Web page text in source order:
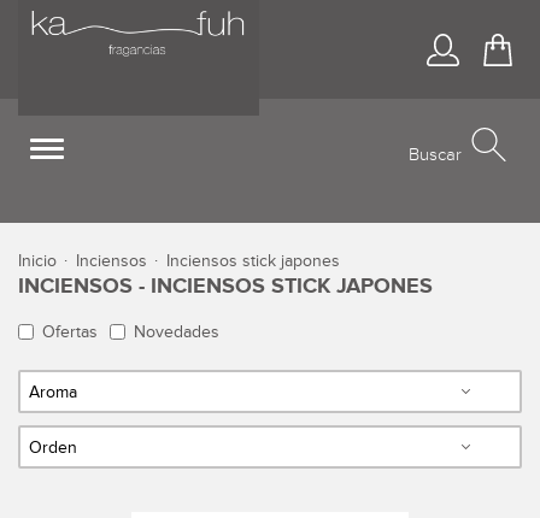
Toggle
Buscar
inicio inciensos inciensos stick japones
INCIENSOS - INCIENSOS STICK JAPONES
Ofertas Novedades